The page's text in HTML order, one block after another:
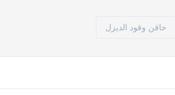
حاقن وقود الديزل